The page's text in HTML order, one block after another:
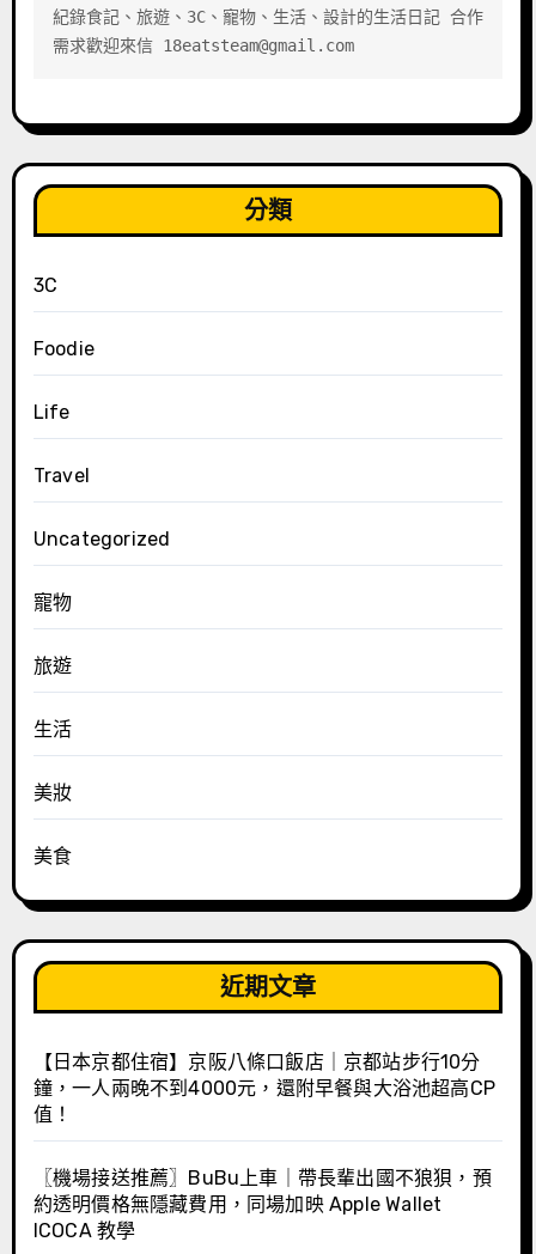
紀錄食記、旅遊、3C、寵物、生活、設計的生活日記 合作
需求歡迎來信 18eatsteam@gmail.com
分類
3C
Foodie
Life
Travel
Uncategorized
寵物
旅遊
生活
美妝
美食
近期文章
【日本京都住宿】京阪八條口飯店｜京都站步行10分
鐘，一人兩晚不到4000元，還附早餐與大浴池超高CP
值！
〖機場接送推薦〗BuBu上車｜帶長輩出國不狼狽，預
約透明價格無隱藏費用，同場加映 Apple Wallet
ICOCA 教學